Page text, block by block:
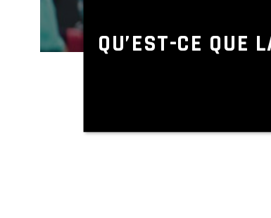
QU’EST-CE QUE